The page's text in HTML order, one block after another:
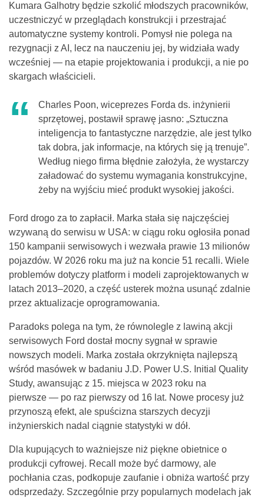
Kumara Galhotry będzie szkolić młodszych pracowników,
uczestniczyć w przeglądach konstrukcji i przestrajać
automatyczne systemy kontroli. Pomysł nie polega na
rezygnacji z AI, lecz na nauczeniu jej, by widziała wady
wcześniej — na etapie projektowania i produkcji, a nie po
skargach właścicieli.
Charles Poon, wiceprezes Forda ds. inżynierii
sprzętowej, postawił sprawę jasno: „Sztuczna
inteligencja to fantastyczne narzędzie, ale jest tylko
tak dobra, jak informacje, na których się ją trenuje”.
Według niego firma błędnie założyła, że wystarczy
załadować do systemu wymagania konstrukcyjne,
żeby na wyjściu mieć produkt wysokiej jakości.
Ford drogo za to zapłacił. Marka stała się najczęściej
wzywaną do serwisu w USA: w ciągu roku ogłosiła ponad
150 kampanii serwisowych i wezwała prawie 13 milionów
pojazdów. W 2026 roku ma już na koncie 51 recalli. Wiele
problemów dotyczy platform i modeli zaprojektowanych w
latach 2013–2020, a część usterek można usunąć zdalnie
przez aktualizacje oprogramowania.
Paradoks polega na tym, że równolegle z lawiną akcji
serwisowych Ford dostał mocny sygnał w sprawie
nowszych modeli. Marka została okrzyknięta najlepszą
wśród masówek w badaniu J.D. Power U.S. Initial Quality
Study, awansując z 15. miejsca w 2023 roku na
pierwsze — po raz pierwszy od 16 lat. Nowe procesy już
przynoszą efekt, ale spuścizna starszych decyzji
inżynierskich nadal ciągnie statystyki w dół.
Dla kupujących to ważniejsze niż piękne obietnice o
produkcji cyfrowej. Recall może być darmowy, ale
pochłania czas, podkopuje zaufanie i obniża wartość przy
odsprzedaży. Szczególnie przy popularnych modelach jak